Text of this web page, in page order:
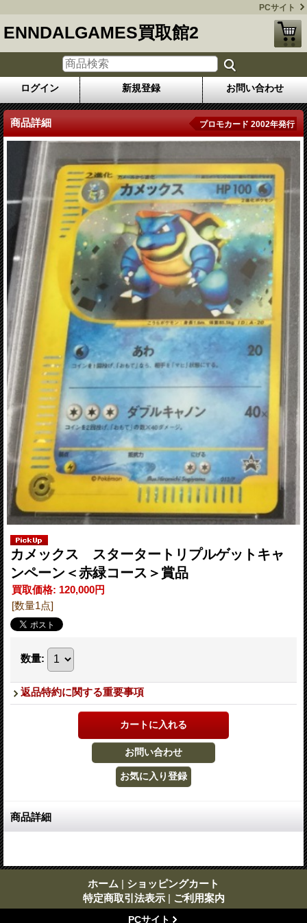
PCサイト
ENNDALGAMES買取館2
ログイン 新規登録 お問い合わせ
商品詳細 プロモカード 2002年発行
カメックス スタータートリプルゲットキャ
ンペーン＜赤緑コース＞賞品
買取価格: 120,000円
[数量1点]
数量:
返品特約に関する重要事項
商品詳細
ホーム | ショッピングカート
特定商取引法表示 | ご利用案内
PCサイト